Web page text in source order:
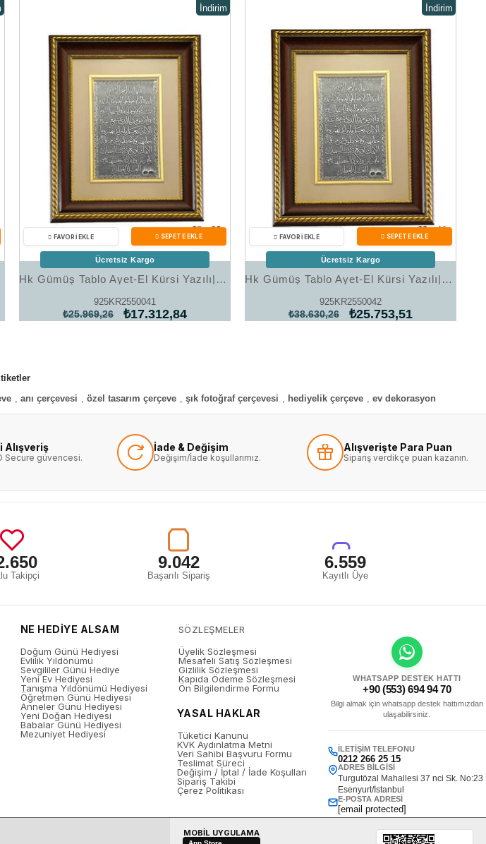
Hk Gümüş Tablo Ayet-El Kürsi Yazılı|Gümüş Takı Hediyelik Ürünler
925KR2550041
₺17.312,84
₺25.969,26
İndirim
Ücretsiz Kargo
Hk Gümüş Tablo Ayet-El Kürsi Yazılı|Gümüş Takı Hediyelik Ürünler
925KR2550042
₺25.753,51
₺38.630,26
İndirim
Ücretsiz Kargo
, anı çerçevesi , özel tasarım çerçeve , şık fotoğraf çerçevesi , hediyelik çerçeve , ev dekorasyon
Alışveriş
Secure güvencesi.
İade & Değişim
Değişim/İade koşullarımız.
Alışverişte Para Puan
Sipariş verdikçe puan kazanın.
Takipçi
9.042
Başarılı Sipariş
6.559
Kayıtlı Üye
NE HEDİYE ALSAM
Doğum Günü Hediyesi
Evlilik Yıldönümü
Sevgililer Günü Hediye
Yeni Ev Hediyesi
Tanışma Yıldönümü Hediyesi
Öğretmen Günü Hediyesi
Anneler Günü Hediyesi
Yeni Doğan Hediyesi
Babalar Günü Hediyesi
Mezuniyet Hediyesi
SÖZLEŞMELER
Üyelik Sözleşmesi
Mesafeli Satış Sözleşmesi
Gizlilik Sözleşmesi
Kapıda Ödeme Sözleşmesi
Ön Bilgilendirme Formu
YASAL HAKLAR
Tüketici Kanunu
KVK Aydınlatma Metni
Veri Sahibi Başvuru Formu
Teslimat Süreci
Değişim / İptal / İade Koşulları
Sipariş Takibi
Çerez Politikası
WHATSAPP DESTEK HATTI
+90 (553) 694 94 70
Bilgi almak için whatsapp destek hattımızdan
ulaşabilirsiniz.
İLETIŞIM TELEFONU
0212 266 25 15
ADRES BILGISI
Turgutözal Mahallesi 37 nci Sk. No:23
Esenyurt/İstanbul
E-POSTA ADRESI
[email protected]
MOBİL UYGULAMA